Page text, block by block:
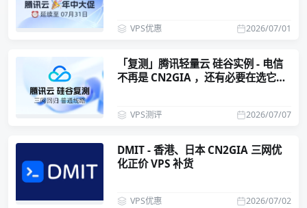
2026/07/01
VPS优惠
「复测」腾讯轻量云 硅谷实例 - 电信
不再是 CN2GIA ，还有必要在选它
2026/07/07
VPS测评
DMIT - 香港、日本 CN2GIA 三网优
化正价 VPS 补货
2026/07/02
VPS优惠